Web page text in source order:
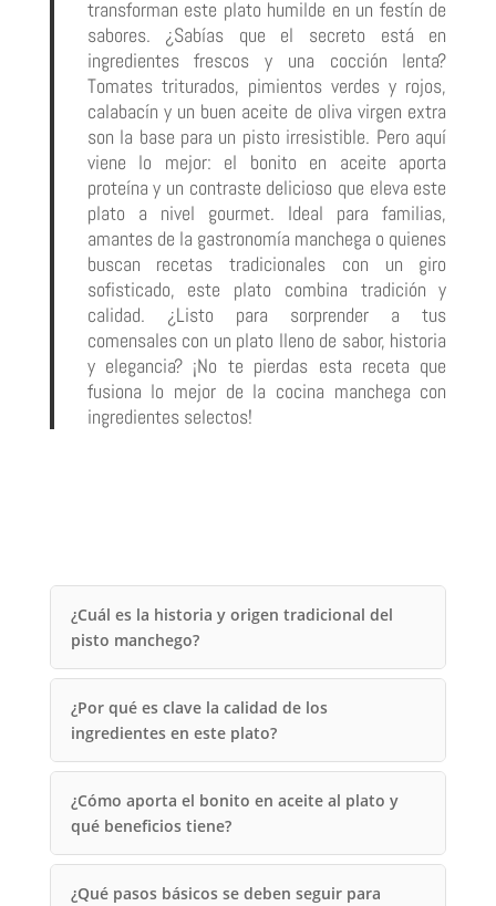
transforman este plato humilde en un festín de
sabores. ¿Sabías que el secreto está en
ingredientes frescos y una cocción lenta?
Tomates triturados, pimientos verdes y rojos,
calabacín y un buen aceite de oliva virgen extra
son la base para un pisto irresistible. Pero aquí
viene lo mejor: el bonito en aceite aporta
proteína y un contraste delicioso que eleva este
plato a nivel gourmet. Ideal para familias,
amantes de la gastronomía manchega o quienes
buscan recetas tradicionales con un giro
sofisticado, este plato combina tradición y
calidad. ¿Listo para sorprender a tus
comensales con un plato lleno de sabor, historia
y elegancia? ¡No te pierdas esta receta que
fusiona lo mejor de la cocina manchega con
ingredientes selectos!
¿Cuál es la historia y origen tradicional del
pisto manchego?
¿Por qué es clave la calidad de los
ingredientes en este plato?
¿Cómo aporta el bonito en aceite al plato y
qué beneficios tiene?
¿Qué pasos básicos se deben seguir para